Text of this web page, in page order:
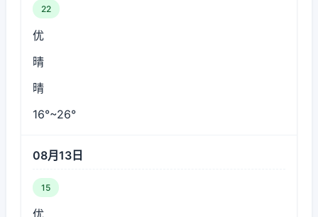
22
优
晴
晴
16°~26°
08月13日
15
优